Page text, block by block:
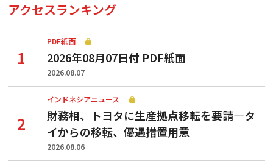
アクセスランキング
PDF紙面
2026年08月07日付 PDF紙面
2026.08.07
インドネシアニュース
財務相、トヨタに生産拠点移転を要請—タ
イからの移転、優遇措置用意
2026.08.06